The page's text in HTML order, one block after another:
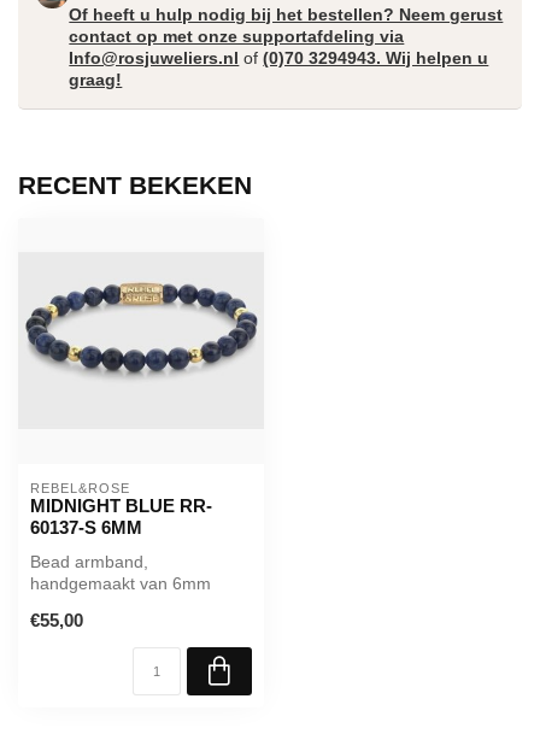
Of heeft u hulp nodig bij het bestellen? Neem gerust
contact op met onze supportafdeling via
Info@rosjuweliers.nl of(0)70 3294943. Wij helpen u
graag!
RECENT BEKEKEN
REBEL&ROSE
MIDNIGHT BLUE RR-
60137-S 6MM
Bead armband,
handgemaakt van 6mm
Rebel & Rose siera...
€55,00